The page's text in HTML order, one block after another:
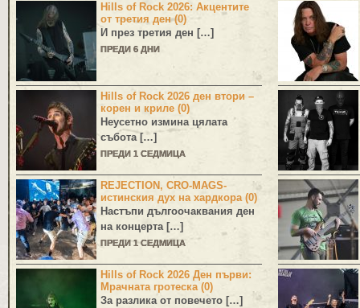
Hills of Rock 2026: Акцентите
от третия ден (0)
И през третия ден […]
ПРЕДИ 6 ДНИ
Hills of Rock 2026 ден втори –
корен и криле (0)
Неусетно измина цялата
събота […]
ПРЕДИ 1 СЕДМИЦА
REJECTION, CRO-MAGS-
истинския дух на хардкора (0)
Настъпи дългоочаквания ден
на концерта […]
ПРЕДИ 1 СЕДМИЦА
Hills of Rock 2026 Ден първи:
Мрачната гротеска (0)
За разлика от повечето […]